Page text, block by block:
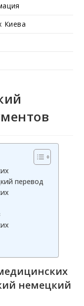
Киева
перевод
немецкий